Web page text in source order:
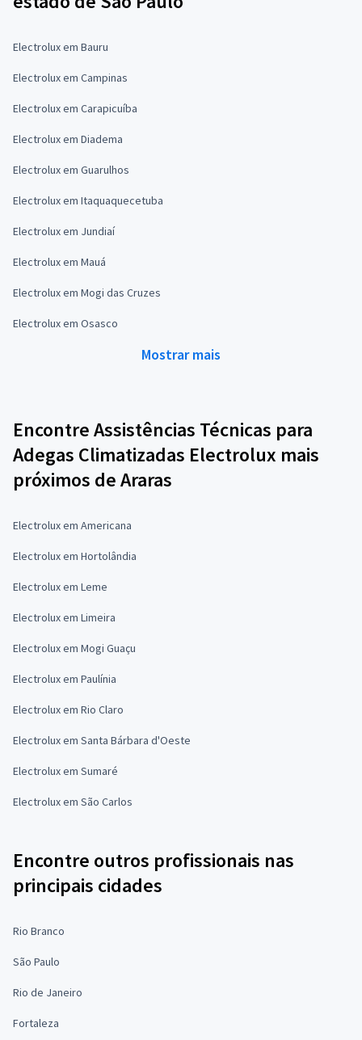
Electrolux em Bauru
Electrolux em Campinas
Electrolux em Carapicuíba
Electrolux em Diadema
Electrolux em Guarulhos
Electrolux em Itaquaquecetuba
Electrolux em Jundiaí
Electrolux em Mauá
Electrolux em Mogi das Cruzes
Electrolux em Osasco
Mostrar mais
Encontre Assistências Técnicas para
Adegas Climatizadas Electrolux mais
próximos de Araras
Electrolux em Americana
Electrolux em Hortolândia
Electrolux em Leme
Electrolux em Limeira
Electrolux em Mogi Guaçu
Electrolux em Paulínia
Electrolux em Rio Claro
Electrolux em Santa Bárbara d'Oeste
Electrolux em Sumaré
Electrolux em São Carlos
Encontre outros profissionais nas
principais cidades
Rio Branco
São Paulo
Rio de Janeiro
Fortaleza